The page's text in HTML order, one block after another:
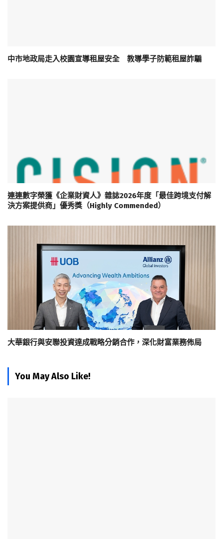
中市地政局走入校園宣導租屋安全 教導學子防範租屋詐騙
連連數字榮獲《企業財資人》雜誌2026年度「最佳跨境支付解
決方案提供商」優秀獎（Highly Commended）
大華銀行與安聯投資達成戰略分銷合作，深化財富業務佈局
You May Also Like!